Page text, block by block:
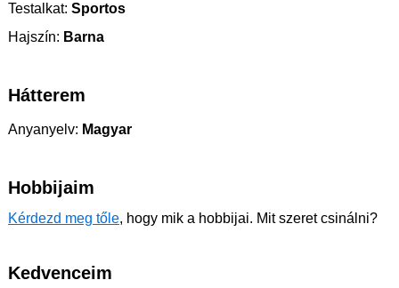
Testalkat: Sportos
Hajszín: Barna
Hátterem
Anyanyelv: Magyar
Hobbijaim
Kérdezd meg tőle, hogy mik a hobbijai. Mit szeret csinálni?
Kedvenceim